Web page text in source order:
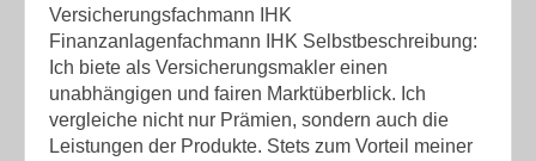
Versicherungsfachmann IHK
Finanzanlagenfachmann IHK Selbstbeschreibung:
Ich biete als Versicherungsmakler einen
unabhängigen und fairen Marktüberblick. Ich
vergleiche nicht nur Prämien, sondern auch die
Leistungen der Produkte. Stets zum Vorteil meiner